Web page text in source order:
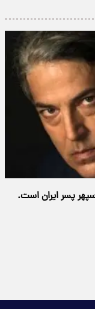
پسر ایران است.